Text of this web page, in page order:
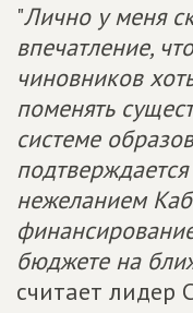
"Лично у меня
впечатление,
чиновников
поменять
системе
нежеланием
бюджете на
считает лидер